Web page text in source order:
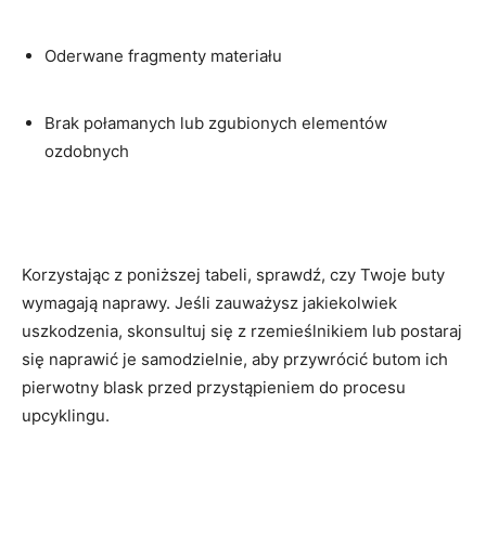
Oderwane fragmenty materiału
Brak połamanych lub zgubionych elementów
ozdobnych
Korzystając z poniższej tabeli, sprawdź, czy Twoje buty
wymagają naprawy. Jeśli zauważysz jakiekolwiek
uszkodzenia,⁣ skonsultuj się⁣ z rzemieślnikiem lub postaraj
się naprawić ⁢je samodzielnie, ⁢aby⁣ przywrócić butom ich
pierwotny blask przed przystąpieniem do procesu
upcyklingu.